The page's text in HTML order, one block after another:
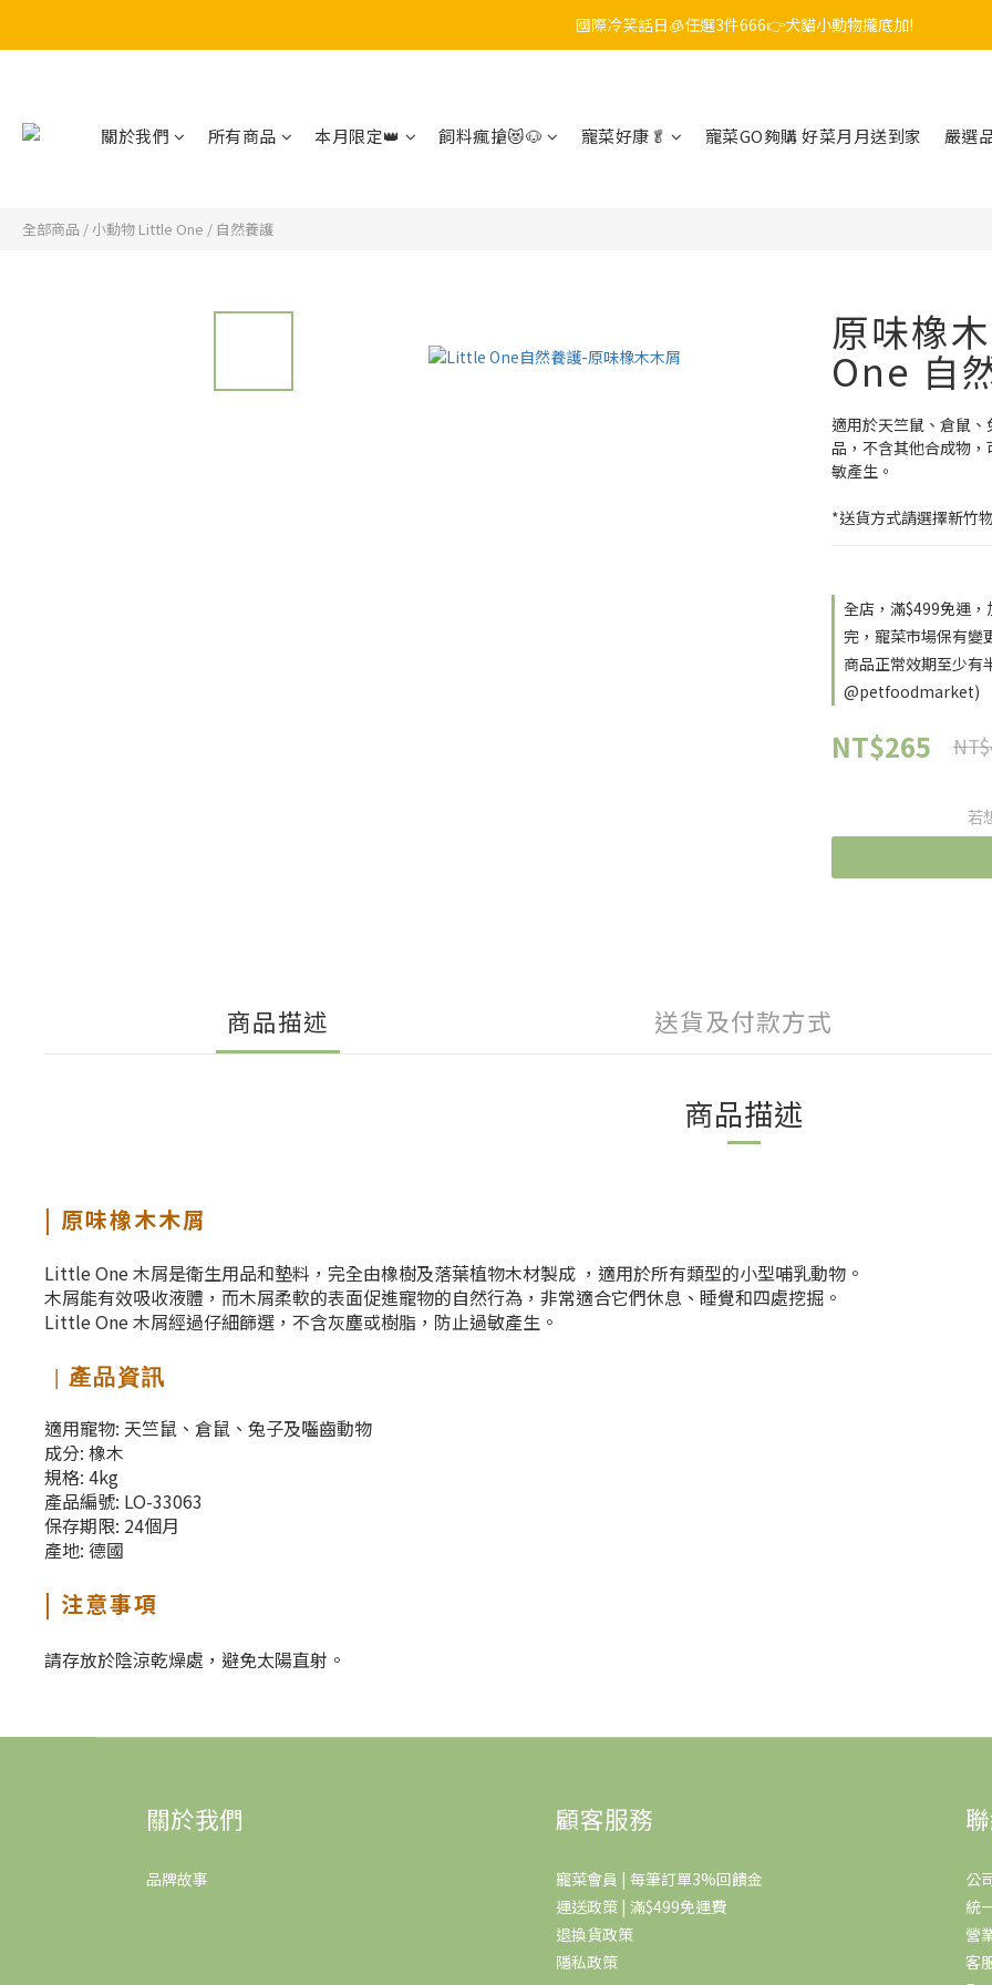
毛孩FUN暑假，飼料最低45折起😻只到9/21
國際冷笑話日🧊任選3件666👉犬貓小動物攏底加!
毛孩FUN暑假，飼料最低45折起😻只到9/21
關於我們 所有商品 本月限定👑 飼料瘋搶😻🐶 寵菜好康🥬 寵菜GO夠購 好菜月月送到家 嚴選
全部商品 /小動物 Little One / 自然養護
原味橡
One 自
適用於天竺鼠、倉鼠
品，不含其他合成物
敏產生。
*送貨方式請選擇新竹
全店，滿$499免運
完，寵菜市場保有變
商品正常效期至少有
@petfoodmarket)
NT$265
若
商品描述 送貨及付款方式
商品描述
| 原味橡木木屑
Little One 木屑是衛生用品和墊料，完全由橡樹及落葉植物木材製成 ，適用於所有類型的小型哺乳動物。
木屑能有效吸收液體，而木屑柔軟的表面促進寵物的自然行為，非常適合它們休息、睡覺和四處挖掘。
Little One 木屑經過仔細篩選，不含灰塵或樹脂，防止過敏產生。
| 產品資訊
適用寵物: 天竺鼠、倉鼠、兔子及囓齒動物
成分: 橡木
規格: 4kg
產品編號: LO-33063
保存期限: 24個月
產地: 德國
| 注意事項
請存放於陰涼乾燥處，避免太陽直射。
關於我們
品牌故事
顧客服務
寵菜會員 | 每筆訂單3%回饋金
運送政策 | 滿$499免運費
退換貨政策
隱私政策
公
統
營
客